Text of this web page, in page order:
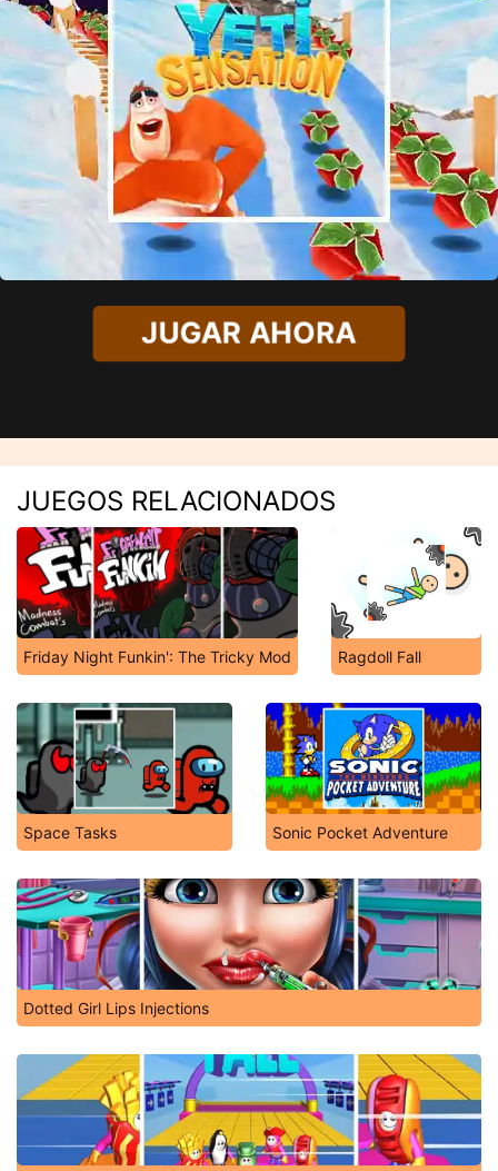
JUEGOS RELACIONADOS
Friday Night Funkin': The Tricky Mod Ragdoll Fall
Space Tasks Sonic Pocket Adventure
Dotted Girl Lips Injections